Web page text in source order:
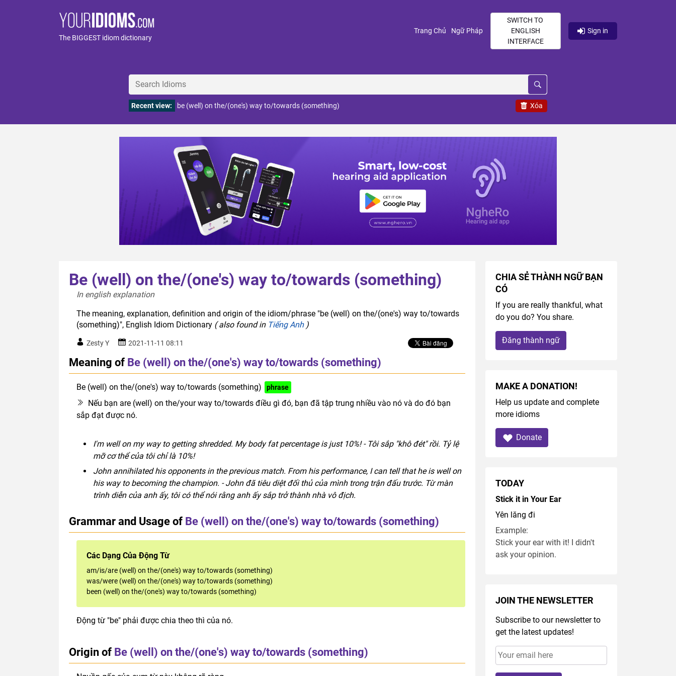
The BIGGEST idiom dictionary
Trang Chủ (current)
Ngữ Pháp(current)
SWITCH TO
ENGLISH
INTERFACE
Sign in
Xóa
Recent view: be (well) on the/(one's) way to/towards (something)
Be (well) on the/(one's) way to/towards (something)
In english explanation
The meaning, explanation, definition and origin of the idiom/phrase "be (well) on the/(one's) way to/towards
(something)", English Idiom Dictionary ( also found in Tiếng Anh)
Zesty Y 2021-11-11 08:11
Meaning of Be (well) on the/(one's) way to/towards (something)
Be (well) on the/(one's) way to/towards (something) phrase
Nếu bạn are (well) on the/your way to/towards điều gì đó, bạn đã tập trung nhiều vào nó và do đó bạn
sắp đạt được nó.
I'm well on my way to getting shredded. My body fat percentage is just 10%! - Tôi sắp "khô đét" rồi. Tỷ lệ
mỡ cơ thể của tôi chỉ là 10%!
John annihilated his opponents in the previous match. From his performance, I can tell that he is well on
his way to becoming the champion. - John đã tiêu diệt đối thủ của mình trong trận đấu trước. Từ màn
trình diễn của anh ấy, tôi có thể nói rằng anh ấy sắp trở thành nhà vô địch.
Grammar and Usage of Be (well) on the/(one's) way to/towards (something)
Các Dạng Của Động Từ
am/is/are (well) on the/(one's) way to/towards (something)
was/were (well) on the/(one's) way to/towards (something)
been (well) on the/(one's) way to/towards (something)
Động từ "be" phải được chia theo thì của nó.
Origin of Be (well) on the/(one's) way to/towards (something)
CHIA SẺ THÀNH NGỮ BẠN
CÓ
If you are really thankful, what
do you do? You share.
Đăng thành ngữ
MAKE A DONATION!
Help us update and complete
more idioms
Donate
TODAY
Stick it in Your Ear
Yên lăng đi
Example:
Stick your ear with it! I didn't
ask your opinion.
JOIN THE NEWSLETTER
Subscribe to our newsletter to
get the latest updates!